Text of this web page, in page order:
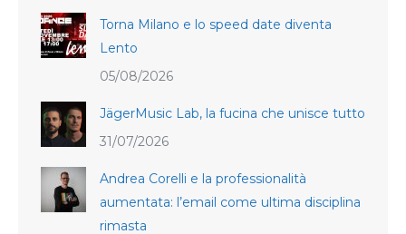
Torna Milano e lo speed date diventa
Lento
05/08/2026
JägerMusic Lab, la fucina che unisce tutto
31/07/2026
Andrea Corelli e la professionalità
aumentata: l’email come ultima disciplina
rimasta